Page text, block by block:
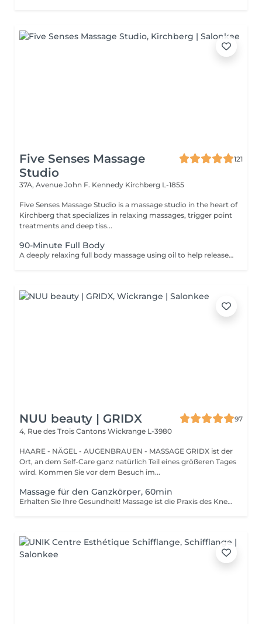
Five Senses Massage
Studio
121
37A, Avenue John F. Kennedy Kirchberg L-1855
Five Senses Massage Studio is a massage studio in the heart of
Kirchberg that specializes in relaxing massages, trigger point
treatments and deep tiss...
90-Minute Full Body
A deeply relaxing full body massage using oil to help release tension, calm the nervous system, and restore overall wellbeing. The treatment typically includes the feet, legs (front and back), back, arms, shoulders, and neck. Pressure and focus areas can be adjusted according to your needs and preferences and discussed before the session.
NUU beauty | GRIDX
97
4, Rue des Trois Cantons Wickrange L-3980
HAARE - NÄGEL - AUGENBRAUEN - MASSAGE GRIDX ist der
Ort, an dem Self-Care ganz natürlich Teil eines größeren Tages
wird. Kommen Sie vor dem Besuch im...
Massage für den Ganzkörper, 60min
Erhalten Sie Ihre Gesundheit! Massage ist die Praxis des Knetens oder Bearbeitens der Muskeln und anderer Weichteile einer Person, um Stress zu reduzieren, Muskelschmerzen zu lindern, die Entspannung zu fördern und die Funktion des Immunsystems zu verbessern. Vorteile einer Ganzkörpermassage für die Gesundheit: - reduziert Stress - entspannend - verbessert die Durchblutung - verbessert das Immunsystem des Körpers Wie wird eine Ganzkörpermassage durchgeführt? - Kopf und Nacken werden massiert - Schultern und Rücken werden massiert - Hände und Arme werden massiert - Füße und Beine werden massiert - der Bauch wird massiert Altersbeschränkungen: es gibt keine Altersbeschränkungen für dieses Verfahren. Empfehlungen nach dem Eingriff: nach dem Eingriff 2-3 Stunden keinen Sport und plötzliche Bewegungen machen. Frequenz: 1-2 Mal pro Woche, insgesamt 10 Mal. Wiederholen Sie den Eingriff alle 3-6 Monate.